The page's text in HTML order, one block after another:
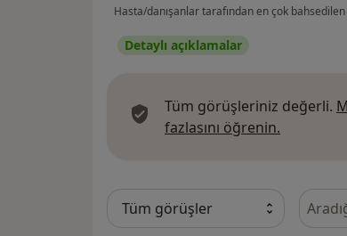
Hasta/danışanlar tarafından en çok bahsedilen
Detaylı açıklamalar
Tüm görüşleriniz değerli.
fazlasını öğrenin.